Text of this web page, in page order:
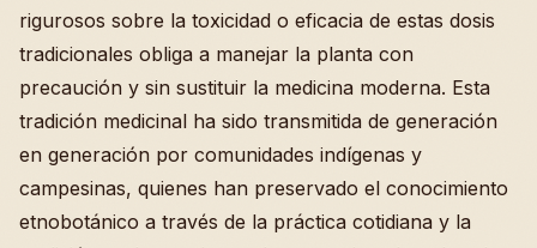
rigurosos sobre la toxicidad o eficacia de estas dosis
tradicionales obliga a manejar la planta con
precaución y sin sustituir la medicina moderna. Esta
tradición medicinal ha sido transmitida de generación
en generación por comunidades indígenas y
campesinas, quienes han preservado el conocimiento
etnobotánico a través de la práctica cotidiana y la